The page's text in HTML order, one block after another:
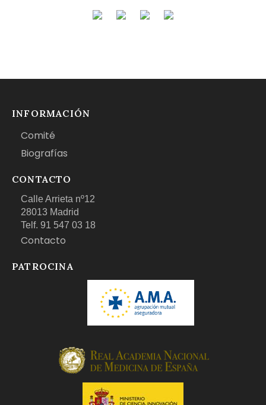
INFORMACIÓN
Comité
Biografías
CONTACTO
Calle Arrieta nº12
28013 Madrid
Telf. 91 547 03 18
Contacto
PATROCINA